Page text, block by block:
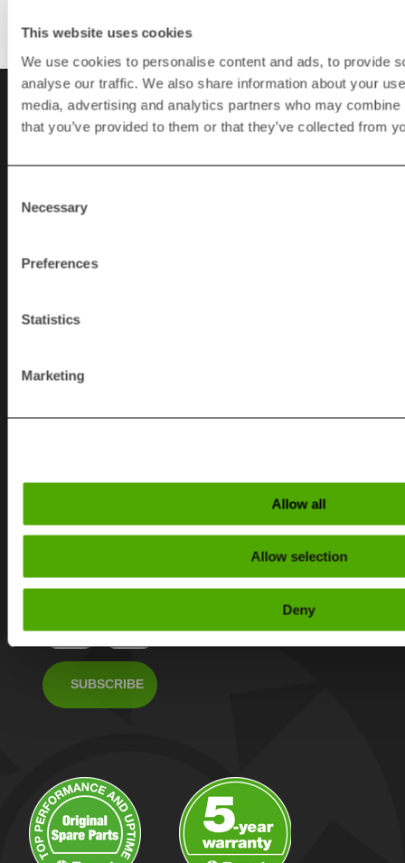
This website uses cookies
We use cookies to personalise content and ads, to provide
analyse our traffic. We also share information about your
media, advertising and analytics partners who may
that you’ve provided to them or that they’ve collected from
Selection
Necessary
Preferences
Statistics
Marketing
Allow all
Allow selection
Deny
Kontakt
SCHWEDEN
+46 (0)370 86500
DEUTSCHLAND
Subscribe to our
Rapid Granulators’s
products.